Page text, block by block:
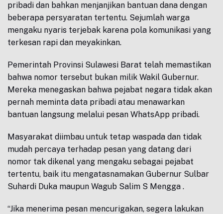
pribadi dan bahkan menjanjikan bantuan dana dengan
beberapa persyaratan tertentu. Sejumlah warga
mengaku nyaris terjebak karena pola komunikasi yang
terkesan rapi dan meyakinkan.
Pemerintah Provinsi Sulawesi Barat telah memastikan
bahwa nomor tersebut bukan milik Wakil Gubernur.
Mereka menegaskan bahwa pejabat negara tidak akan
pernah meminta data pribadi atau menawarkan
bantuan langsung melalui pesan WhatsApp pribadi.
Masyarakat diimbau untuk tetap waspada dan tidak
mudah percaya terhadap pesan yang datang dari
nomor tak dikenal yang mengaku sebagai pejabat
tertentu, baik itu mengatasnamakan Gubernur Sulbar
Suhardi Duka maupun Wagub Salim S Mengga .
“Jika menerima pesan mencurigakan, segera lakukan